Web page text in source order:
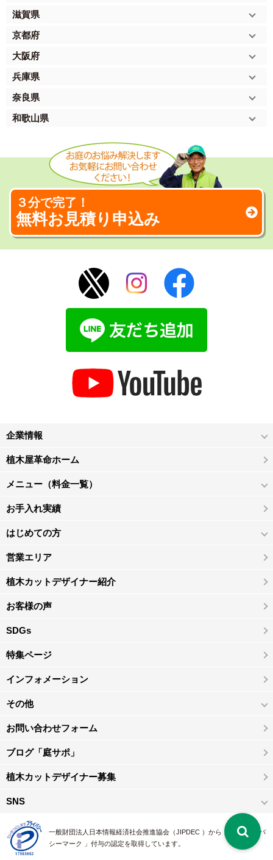
滋賀県
京都府
大阪府
兵庫県
奈良県
和歌山県
３分で完了！
無料お見積り申込み
企業情報
植木屋革命ホーム
メニュー（料金一覧）
お手入れ実績
はじめての方
営業エリア
植木カットデザイナー紹介
お客様の声
SDGs
特集ページ
インフォメーション
その他
お問い合わせフォーム
ブログ「庭サポ」
植木カットデザイナー募集
SNS
一般財団法人日本情報経済社会推進協会（JIPDEC ）から 、「 プライバ
シーマーク 」付与の認定を取得しています。